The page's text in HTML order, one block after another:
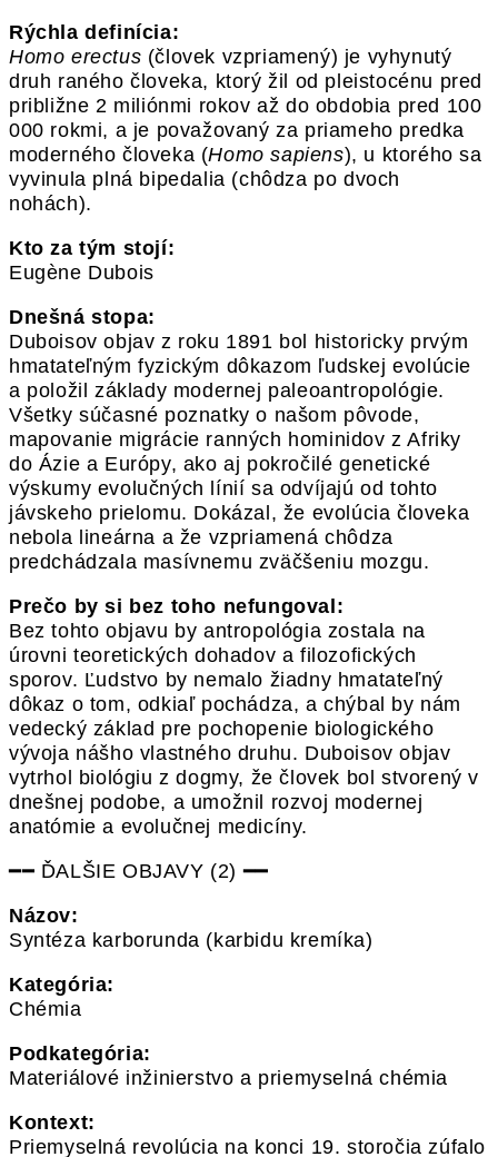
Rýchla definícia:
Homo erectus (človek vzpriamený) je vyhynutý
druh raného človeka, ktorý žil od pleistocénu pred
približne 2 miliónmi rokov až do obdobia pred 100
000 rokmi, a je považovaný za priameho predka
moderného človeka (Homo sapiens), u ktorého sa
vyvinula plná bipedalia (chôdza po dvoch
nohách).
Kto za tým stojí:
Eugène Dubois
Dnešná stopa:
Duboisov objav z roku 1891 bol historicky prvým
hmatateľným fyzickým dôkazom ľudskej evolúcie
a položil základy modernej paleoantropológie.
Všetky súčasné poznatky o našom pôvode,
mapovanie migrácie ranných hominidov z Afriky
do Ázie a Európy, ako aj pokročilé genetické
výskumy evolučných línií sa odvíjajú od tohto
jávskeho prielomu. Dokázal, že evolúcia človeka
nebola lineárna a že vzpriamená chôdza
predchádzala masívnemu zväčšeniu mozgu.
Prečo by si bez toho nefungoval:
Bez tohto objavu by antropológia zostala na
úrovni teoretických dohadov a filozofických
sporov. Ľudstvo by nemalo žiadny hmatateľný
dôkaz o tom, odkiaľ pochádza, a chýbal by nám
vedecký základ pre pochopenie biologického
vývoja nášho vlastného druhu. Duboisov objav
vytrhol biológiu z dogmy, že človek bol stvorený v
dnešnej podobe, a umožnil rozvoj modernej
anatómie a evolučnej medicíny.
━━ ĎALŠIE OBJAVY (2) ━━
Názov:
Syntéza karborunda (karbidu kremíka)
Kategória:
Chémia
Podkategória:
Materiálové inžinierstvo a priemyselná chémia
Kontext:
Priemyselná revolúcia na konci 19. storočia zúfalo